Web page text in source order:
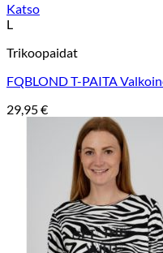
Katso
L
Trikoopaidat
FQBLOND T-PAITA
29,95€